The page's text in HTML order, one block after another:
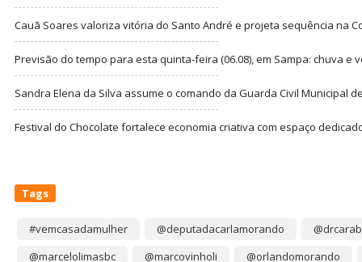
Cauã Soares valoriza vitória do Santo André e projeta sequência na
Previsão do tempo para esta quinta-feira (06.08), em Sampa: chuva e
Sandra Elena da Silva assume o comando da Guarda Civil Municipal
Festival do Chocolate fortalece economia criativa com espaço
Tags
#vemcasadamulher @deputadacarlamorando
@marcelolimasbc
@marcovinholi @orlandomorando